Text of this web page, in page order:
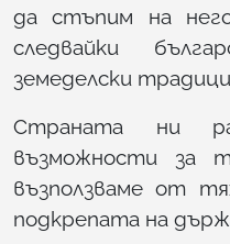
да стъпим на
следвайки
земеделски
Страната ни
възможности за
възползваме от
подкрепата на